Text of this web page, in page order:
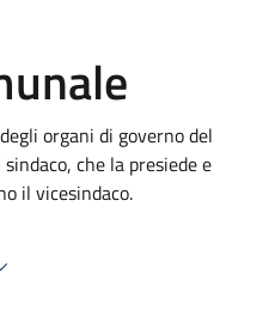
organi di governo del
che la presiede e
il vicesindaco.